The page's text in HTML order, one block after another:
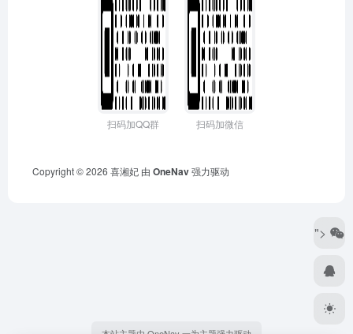
扫码加QQ群 扫码加微信
Copyright © 2026 喜湘妃 由 OneNav强力驱动
">